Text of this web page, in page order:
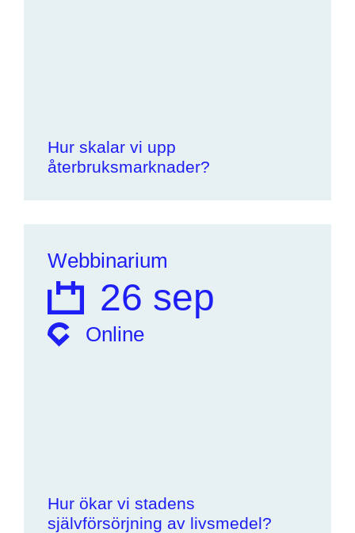
Hur skalar vi upp
återbruksmarknader?
Webbinarium
26 sep
Online
Hur ökar vi stadens
självförsörjning av livsmedel?